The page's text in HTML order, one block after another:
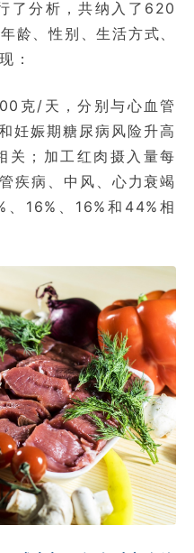
了分析，共纳入了620
龄、性别、生活方式、
：
克/天，分别与心血管
妊娠期糖尿病风险升高
关；加工红肉摄入量每
疾病、中风、心力衰竭
16%、16%和44%相